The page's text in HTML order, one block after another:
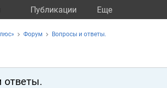
Публикации Eще
Форум Вопросы и ответы.
ответы.